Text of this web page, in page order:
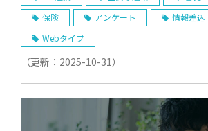
保険
アンケート
情報差込
Webタイプ
（更新： 2025-10-31）